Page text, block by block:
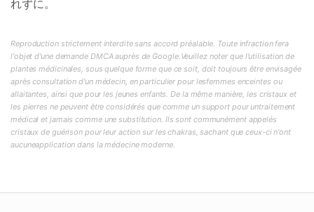
れずに。
Reproduction strictement interdite sans accord préalable. Toute infraction fera
l'objet d'une demande DMCA auprès de Google.Veuillez noter que l'utilisation de
plantes médicinales, sous quelque forme que ce soit, doit toujours être envisagée
après consultation d'un médecin, en particulier pour lesfemmes enceintes ou
allaitantes, ainsi que pour les jeunes enfants. De la même manière, les cristaux et
les pierres ne peuvent être considérés que comme un support pour untraitement
médical et jamais comme une substitution. Ils sont communément appelés
cristaux de guérison pour leur action sur les chakras, sachant que ceux-ci n'ont
aucuneapplication dans la médecine moderne.